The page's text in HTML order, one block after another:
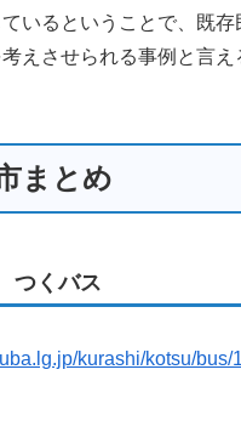
いるということで、既存
えさせられる事例と言え
まとめ
つくバス
kurashi/kotsu/bus/